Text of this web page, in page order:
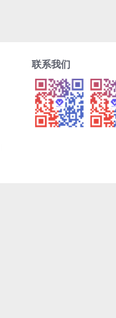
联系我们